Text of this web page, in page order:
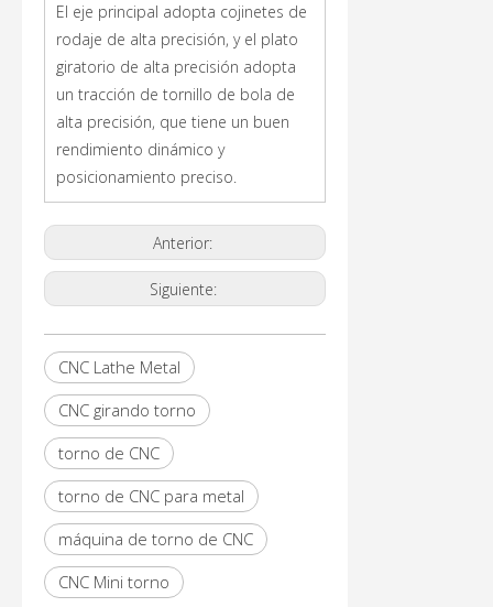
El eje principal adopta cojinetes de
rodaje de alta precisión, y el plato
giratorio de alta precisión adopta
un tracción de tornillo de bola de
alta precisión, que tiene un buen
rendimiento dinámico y
posicionamiento preciso.
Anterior:
Siguiente:
CNC Lathe Metal
CNC girando torno
torno de CNC
torno de CNC para metal
máquina de torno de CNC
CNC Mini torno